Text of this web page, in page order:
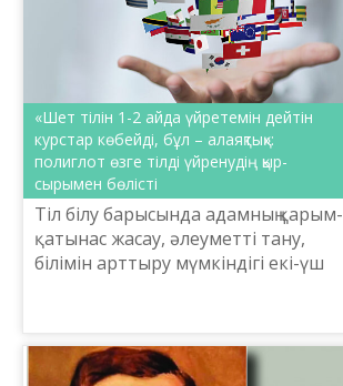
«Шет тілін 1-2 айда үйретемін дейтін
курстар көбейді, бұл – алаяқтық»:
полиглот өзге тілді үйренудің қыр-
сырымен бөлісті
Тіл білу барысында адамның қарым-
қатынас жасау, әлеуметті тану,
білімін арттыру мүмкіндігі екі-үш